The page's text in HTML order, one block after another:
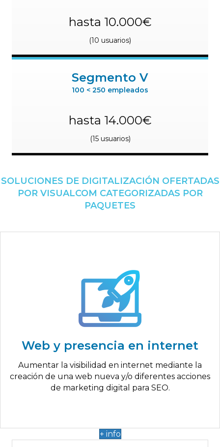
hasta 10.000€
(10 usuarios)
Segmento V
100 < 250 empleados
hasta 14.000€
(15 usuarios)
SOLUCIONES DE DIGITALIZACIÓN OFERTADAS
POR VISUALCOM CATEGORIZADAS POR
PAQUETES
Web y presencia en internet
Aumentar la visibilidad en internet mediante la
creación de una web nueva y/o diferentes acciones
de marketing digital para SEO.
Hasta 2.000€
Dominio
Diseño de la página web
Posicionamiento SEO
+ info